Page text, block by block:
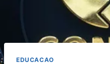
EDUCACAO